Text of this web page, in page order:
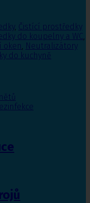
, Čistící prostředky
do koupelny a WC,
oken, Neutralizátory
do kuchyně